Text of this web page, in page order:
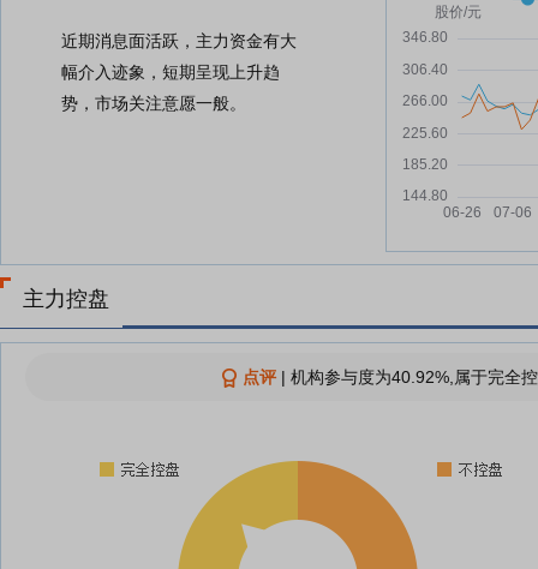
近期消息面活跃，主力资金有大
幅介入迹象，短期呈现上升趋
势，市场关注意愿一般。
主力控盘
点评| 机构参与度为40.92%,属于完全